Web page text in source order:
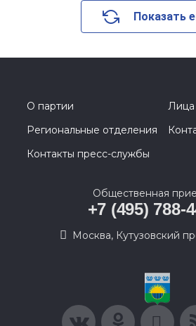
Показать
О партии
Лица
Региональные отделения
Контакты пресс-службы
Общественная
+7 (495) 788-
Москва, Кутузовский